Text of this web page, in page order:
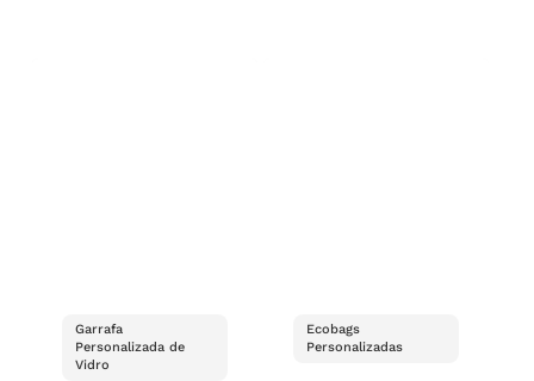
Garrafa
Personalizada de
Vidro
Ecobags
Personalizadas